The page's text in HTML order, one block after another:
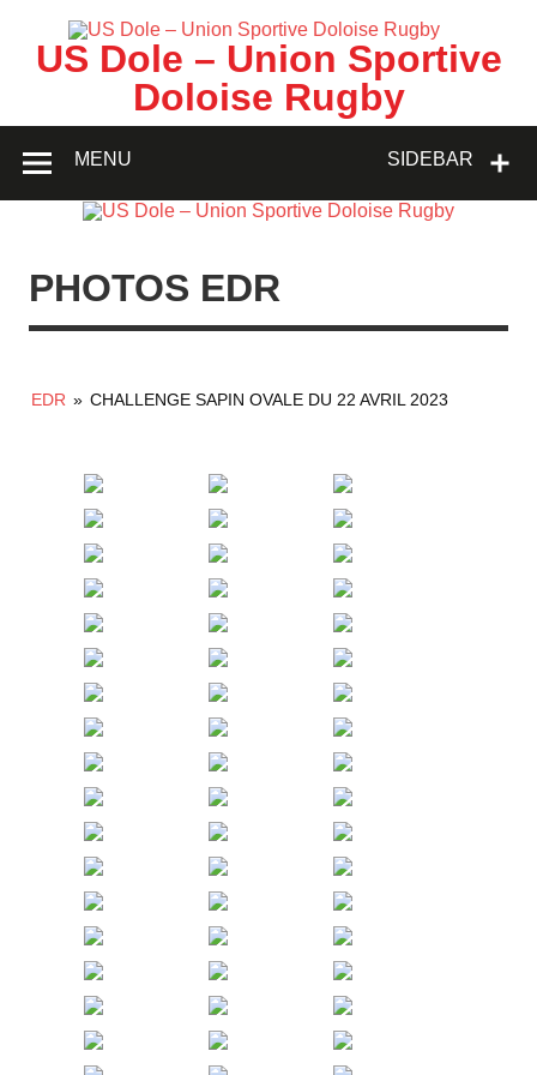
contentUS Dole – Union Sportive
Doloise Rugby
SIDEBAR
MENU
PHOTOS EDR
EDR » CHALLENGE SAPIN OVALE DU 22 AVRIL 2023